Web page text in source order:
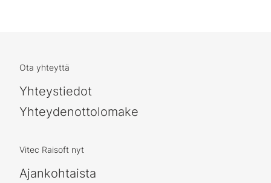
Ota yhteyttä
Yhteystiedot
Yhteydenottolomake
Vitec Raisoft nyt
Ajankohtaista